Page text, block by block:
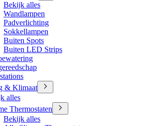
Bekijk alles
Wandlampen
Padverlichting
Sokkellampen
Buiten Spots
Buiten LED Strips
& Klimaat
alles
Thermostaten
Bekijk alles